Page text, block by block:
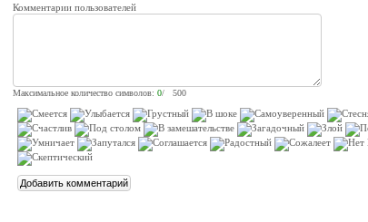
Комментарии пользователей
Максимальное количество символов: 0/ 500